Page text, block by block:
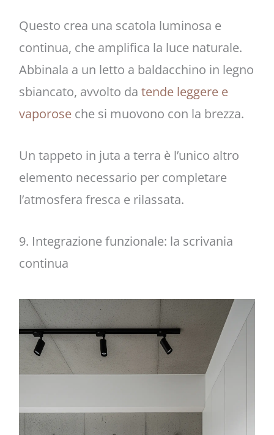
Questo crea una scatola luminosa e
continua, che amplifica la luce naturale.
Abbinala a un letto a baldacchino in legno
sbiancato, avvolto da tende leggere e
vaporoseche si muovono con la brezza.
Un tappeto in juta a terra è l’unico altro
elemento necessario per completare
l’atmosfera fresca e rilassata.
9. Integrazione funzionale: la scrivania
continua